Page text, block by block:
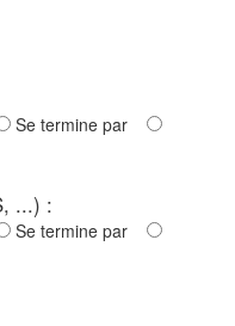
Se termine par
...) :
Se termine par